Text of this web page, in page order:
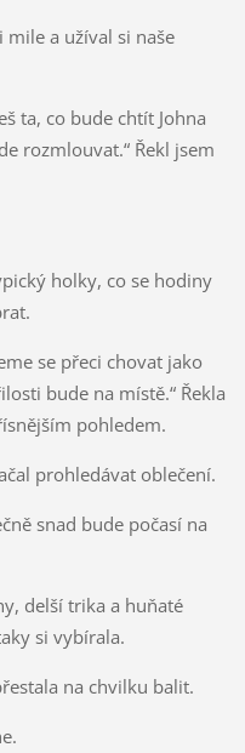
mile a užíval si naše
ta, co bude chtít Johna
rozmlouvat.“ Řekl jsem
holky, co se hodiny
se přeci chovat jako
bude na místě.“ Řekla
pohledem.
prohledávat oblečení.
snad bude počasí na
delší trika a huňaté
si vybírala.
na chvilku balit.